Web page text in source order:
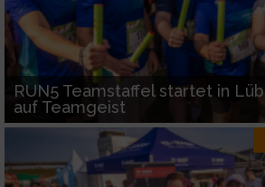
RUN5 Teamstaffel startet in
auf Teamgeist